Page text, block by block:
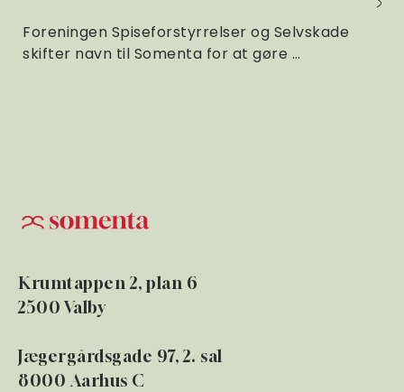
Foreningen Spiseforstyrrelser og Selvskade
skifter navn til Somenta for at gøre …
Krumtappen 2, plan 6
2500 Valby
Jægergårdsgade 97, 2. sal
8000 Aarhus C